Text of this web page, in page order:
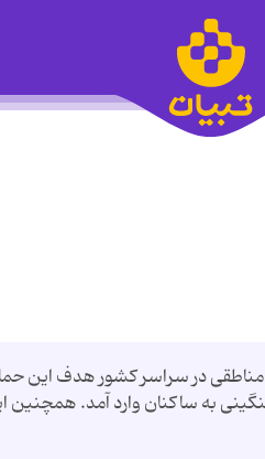
مناطقی در سراسر کشور هدف این
شده و خسارات مالی سنگینی به ساکنان